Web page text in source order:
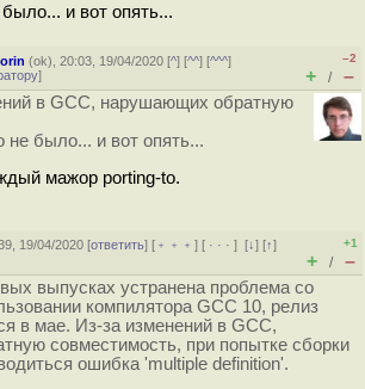
было... и вот опять...
(ok), 20:03, 19/04/2020 [^] [^^] [^^^]
]
–2
+ / –
в GCC, нарушающих обратную
не было... и вот опять...
мажор porting-to.
19/04/2020 [ответить] [ ﹢﹢﹢] [ · · ·][↓] [↑]
+1
+ / –
выпусках устранена проблема со
компилятора GCC 10, релиз
в мае. Из-за изменений в GCC,
совместимость, при попытке сборки
ошибка 'multiple definition'.